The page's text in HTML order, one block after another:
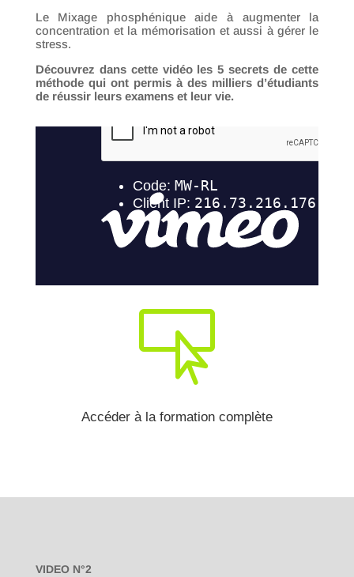
Le Mixage phosphénique aide à augmenter la
concentration et la mémorisation et aussi à gérer le
stress.
Découvrez dans cette vidéo les 5 secrets de cette
méthode qui ont permis à des milliers d’étudiants
de réussir leurs examens et leur vie.

Accéder à la formation complète
VIDEO N°2